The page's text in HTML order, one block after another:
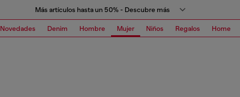
Más artículos hasta un 50% - Descubre más
Novedades Denim Hombre Mujer Niños Regalos Home